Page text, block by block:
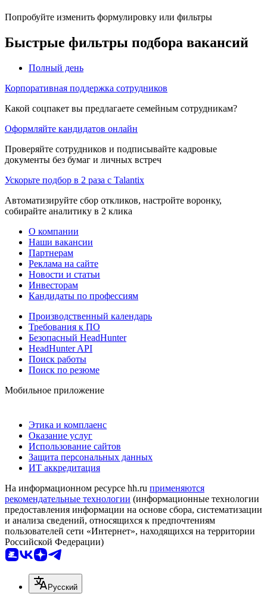
Попробуйте изменить формулировку или фильтры
Быстрые фильтры подбора вакансий
Полный день
Корпоративная поддержка сотрудников
Какой соцпакет вы предлагаете семейным сотрудникам?
Оформляйте кандидатов онлайн
Проверяйте сотрудников и подписывайте кадровые
документы без бумаг и личных встреч
Ускорьте подбор в 2 раза с Talantix
Автоматизируйте сбор откликов, настройте воронку,
собирайте аналитику в 2 клика
О компании
Наши вакансии
Партнерам
Реклама на сайте
Новости и статьи
Инвесторам
Кандидаты по профессиям
Производственный календарь
Требования к ПО
Безопасный HeadHunter
HeadHunter API
Поиск работы
Поиск по резюме
Мобильное приложение
Этика и комплаенс
Оказание услуг
Использование сайтов
Защита персональных данных
ИТ аккредитация
На информационном ресурсе hh.ru применяются
рекомендательные технологии (информационные технологии
предоставления информации на основе сбора, систематизации
и анализа сведений, относящихся к предпочтениям
пользователей сети «Интернет», находящихся на территории
Российской Федерации)
Русский